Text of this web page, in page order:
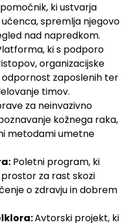
ki ustvarja
spremlja njegovo
nad napredkom.
ki s podporo
organizacijske
odpornost zaposlenih ter
timov.
za neinvazivno
kožnega raka,
metodami umetne
Poletni program, ki
za rast skozi
o zdravju in dobrem
Avtorski projekt, ki